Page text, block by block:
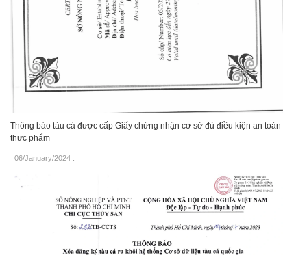
Thông báo tàu cá được cấp Giấy chứng nhận cơ sở đủ điều kiện an toàn
thực phẩm
06/January/2024